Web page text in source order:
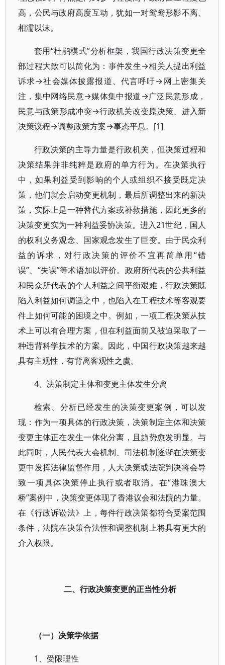
高，公民与政府高度互动，犹如一对鸳鸯形影不离、
相濡以沫。
套用“杜鹃模式”分析框架，我国行政决策变更全
部过程大致可以简化为：事件发生→相关人提出利益
诉求→社会媒体披露报道、代言呼吁→网上密集关
注，集中网络民意→媒体集中报道→广泛民意形成，
民意与政策形成冲突→行政机关改变原决策、进入新
决策议程→调整政策方案→事态平息。[1]
行政决策的主导力量是行政机关，但决策过程和
决策结果并非纯粹是政府的单方行为。在决策执行
中，如果利益受到影响的个人或组织不接受既定决
策，他们就会启动变更机制，最后所调整出来的新决
策，实际上是一种替代方案或补救措施，因此更多的
决策变更实为一种利益妥协决策。进入21世纪，国人
的权利义务观念、国家观念发生了巨变。由于民众利
益的诉求，对行政决策的评价不宜再简单用“错
误”、“失误”等术语加以评价。政府所代表的公共利益
和民众所代表的个人利益之间平衡艰难，行政决策既
陷入利益如何调适之中，也陷入在工程技术等客观要
件上如何可能的困境之中。例如，一项工程决策从技
术上可以有合理方案，但在利益面前又被迫采取了一
种违背科学技术的方案。因此，中国行政决策越来越
具有主观性，有背离客观性之虞。
4、决策制定主体和变更主体发生分离
检索、分析已经发生的决策变更案例，可以发
现：作为一项具体的行政决策，决策制定主体和决策
变更主体正在发生一体化分离，且趋势愈发明显。与
此同时，人民代表大会机制、司法机制逐渐在决策变
更中发挥法律监督作用，人大决策或法院判决将会导
致一项具体决策停止执行或者取消。在“港珠澳大
桥”案例中，决策变更体现了香港议会和法院的力量。
在《行政诉讼法》上，每件行政决策都符合受案范围
条件，法院在决策合法性和调整机制上将具有更大的
介入权限。
二、行政决策变更的正当性分析
（一）决策学依据
1、受限理性